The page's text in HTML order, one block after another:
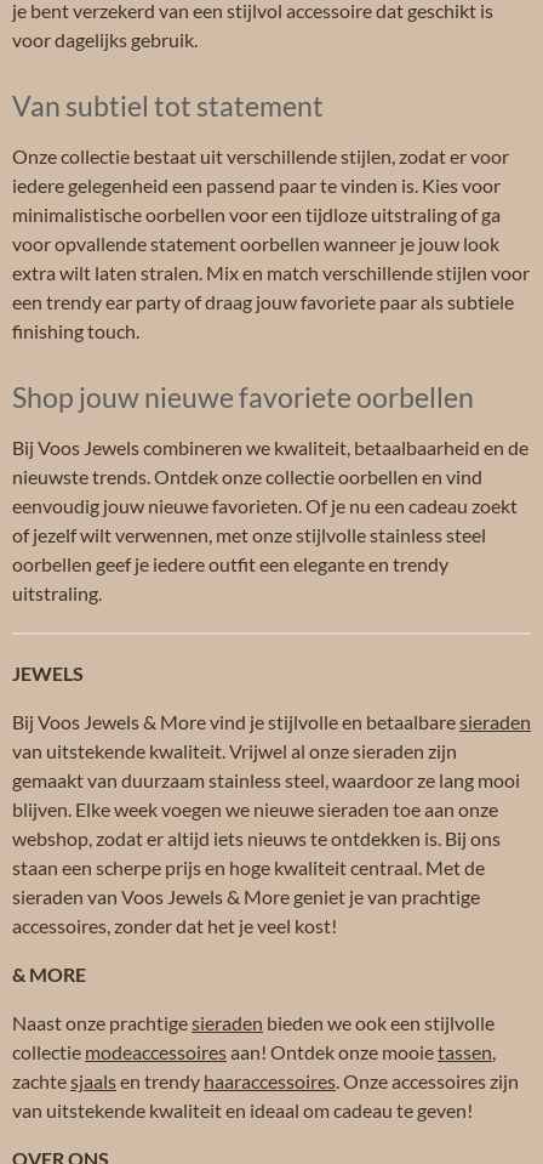
je bent verzekerd van een stijlvol accessoire dat geschikt is
voor dagelijks gebruik.
Van subtiel tot statement
Onze collectie bestaat uit verschillende stijlen, zodat er voor
iedere gelegenheid een passend paar te vinden is. Kies voor
minimalistische oorbellen voor een tijdloze uitstraling of ga
voor opvallende statement oorbellen wanneer je jouw look
extra wilt laten stralen. Mix en match verschillende stijlen voor
een trendy ear party of draag jouw favoriete paar als subtiele
finishing touch.
Shop jouw nieuwe favoriete oorbellen
Bij Voos Jewels combineren we kwaliteit, betaalbaarheid en de
nieuwste trends. Ontdek onze collectie oorbellen en vind
eenvoudig jouw nieuwe favorieten. Of je nu een cadeau zoekt
of jezelf wilt verwennen, met onze stijlvolle stainless steel
oorbellen geef je iedere outfit een elegante en trendy
uitstraling.
JEWELS
Bij Voos Jewels & More vind je stijlvolle en betaalbaresieraden
van uitstekende kwaliteit. Vrijwel al onze sieraden zijn
gemaakt van duurzaam stainless steel, waardoor ze lang mooi
blijven. Elke week voegen we nieuwe sieraden toe aan onze
webshop, zodat er altijd iets nieuws te ontdekken is. Bij ons
staan een scherpe prijs en hoge kwaliteit centraal. Met de
sieraden van Voos Jewels & More geniet je van prachtige
accessoires, zonder dat het je veel kost!
& MORE
Naast onze prachtigesieraden bieden we ook een stijlvolle
collectie modeaccessoiresaan! Ontdek onze mooietassen,
zachtesjaalsen trendy haaraccessoires. Onze accessoires zijn
van uitstekende kwaliteit en ideaal om cadeau te geven!
OVER ONS